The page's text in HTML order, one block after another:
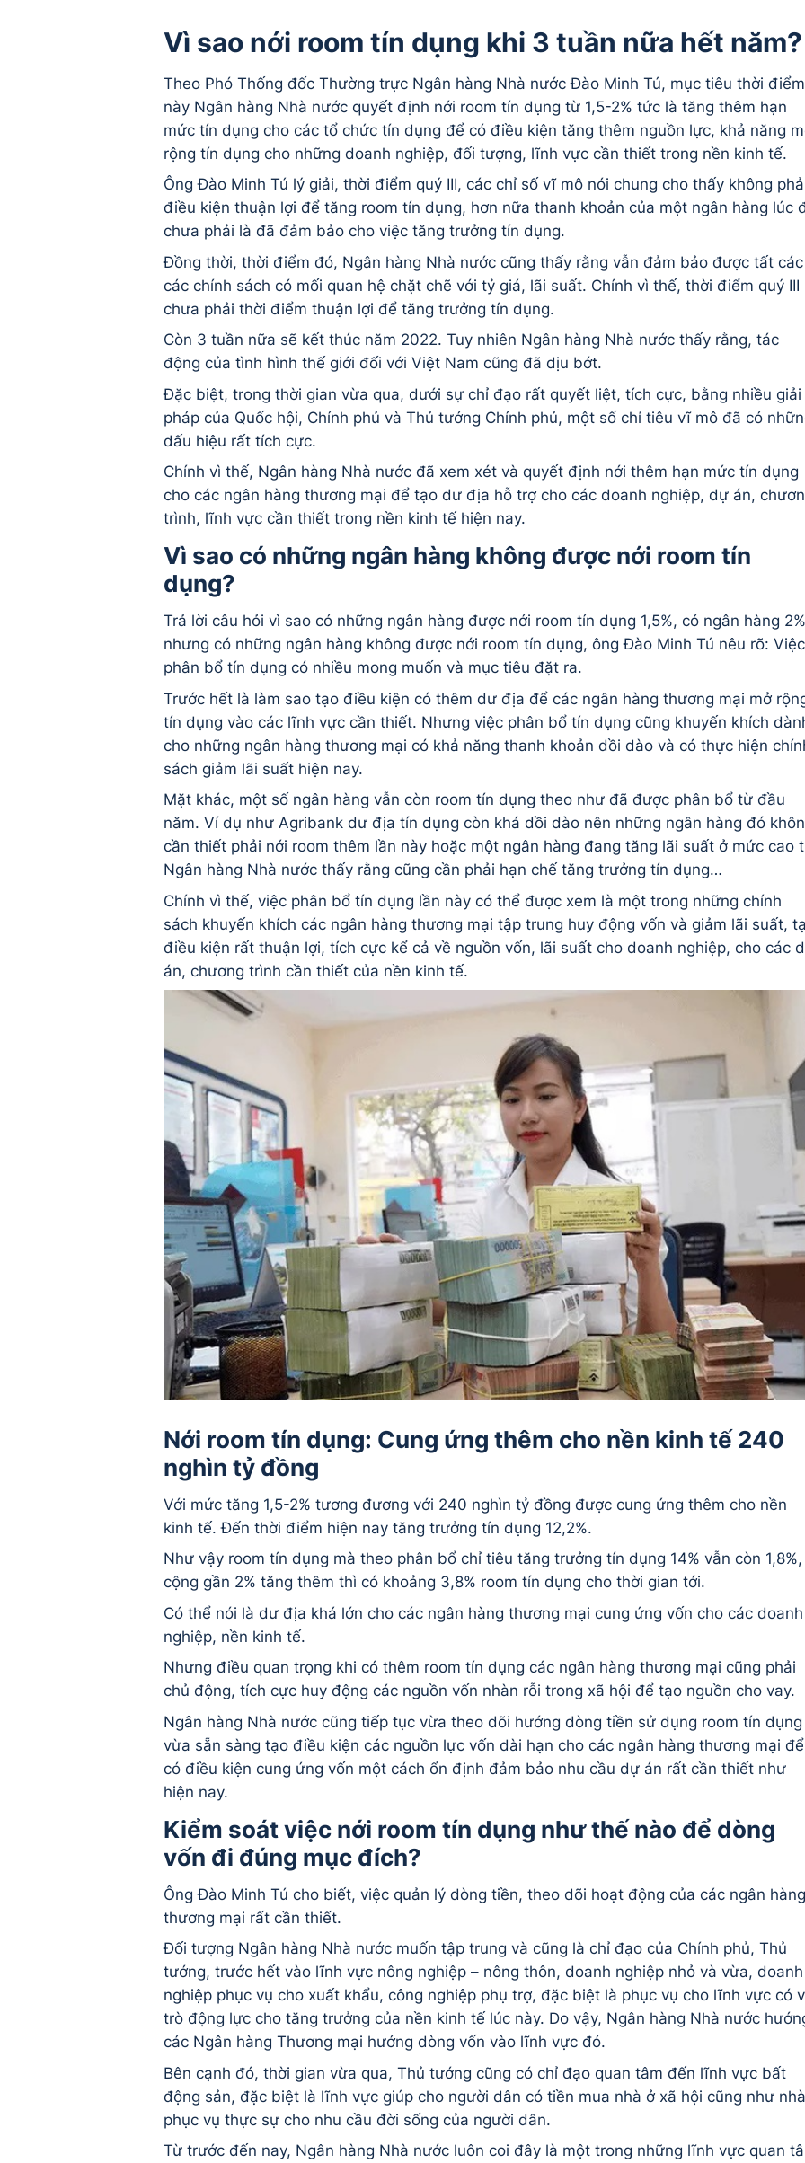
Vì sao nới room tín dụng khi 3 tuần nữa hết năm?
Theo Phó Thống đốc Thường trực Ngân hàng Nhà nước Đào Minh Tú, mục tiêu thời điểm
này Ngân hàng Nhà nước quyết định nới room tín dụng từ 1,5-2% tức là tăng thêm hạn
mức tín dụng cho các tổ chức tín dụng để có điều kiện tăng thêm nguồn lực, khả năng
rộng tín dụng cho những doanh nghiệp, đối tượng, lĩnh vực cần thiết trong nền kinh tế.
Ông Đào Minh Tú lý giải, thời điểm quý III, các chỉ số vĩ mô nói chung cho thấy không
điều kiện thuận lợi để tăng room tín dụng, hơn nữa thanh khoản của một ngân hàng lúc
chưa phải là đã đảm bảo cho việc tăng trưởng tín dụng.
Đồng thời, thời điểm đó, Ngân hàng Nhà nước cũng thấy rằng vẫn đảm bảo được tất các
các chính sách có mối quan hệ chặt chẽ với tỷ giá, lãi suất. Chính vì thế, thời điểm quý III
chưa phải thời điểm thuận lợi để tăng trưởng tín dụng.
Còn 3 tuần nữa sẽ kết thúc năm 2022. Tuy nhiên Ngân hàng Nhà nước thấy rằng, tác
động của tình hình thế giới đối với Việt Nam cũng đã dịu bớt.
Đặc biệt, trong thời gian vừa qua, dưới sự chỉ đạo rất quyết liệt, tích cực, bằng nhiều giải
pháp của Quốc hội, Chính phủ và Thủ tướng Chính phủ, một số chỉ tiêu vĩ mô đã có
dấu hiệu rất tích cực.
Chính vì thế, Ngân hàng Nhà nước đã xem xét và quyết định nới thêm hạn mức tín dụng
cho các ngân hàng thương mại để tạo dư địa hỗ trợ cho các doanh nghiệp, dự án,
trình, lĩnh vực cần thiết trong nền kinh tế hiện nay.
Vì sao có những ngân hàng không được nới room tín
dụng?
Trả lời câu hỏi vì sao có những ngân hàng được nới room tín dụng 1,5%, có ngân hàng 2%
nhưng có những ngân hàng không được nới room tín dụng, ông Đào Minh Tú nêu rõ: Việc
phân bổ tín dụng có nhiều mong muốn và mục tiêu đặt ra.
Trước hết là làm sao tạo điều kiện có thêm dư địa để các ngân hàng thương mại mở
tín dụng vào các lĩnh vực cần thiết. Nhưng việc phân bổ tín dụng cũng khuyến khích
cho những ngân hàng thương mại có khả năng thanh khoản dồi dào và có thực hiện
sách giảm lãi suất hiện nay.
Mặt khác, một số ngân hàng vẫn còn room tín dụng theo như đã được phân bổ từ đầu
năm. Ví dụ như Agribank dư địa tín dụng còn khá dồi dào nên những ngân hàng đó
cần thiết phải nới room thêm lần này hoặc một ngân hàng đang tăng lãi suất ở mức cao
Ngân hàng Nhà nước thấy rằng cũng cần phải hạn chế tăng trưởng tín dụng…
Chính vì thế, việc phân bổ tín dụng lần này có thể được xem là một trong những chính
sách khuyến khích các ngân hàng thương mại tập trung huy động vốn và giảm lãi suất,
điều kiện rất thuận lợi, tích cực kể cả về nguồn vốn, lãi suất cho doanh nghiệp, cho các
án, chương trình cần thiết của nền kinh tế.
Nới room tín dụng: Cung ứng thêm cho nền kinh tế 240
nghìn tỷ đồng
Với mức tăng 1,5-2% tương đương với 240 nghìn tỷ đồng được cung ứng thêm cho nền
kinh tế. Đến thời điểm hiện nay tăng trưởng tín dụng 12,2%.
Như vậy room tín dụng mà theo phân bổ chỉ tiêu tăng trưởng tín dụng 14% vẫn còn 1,8%,
cộng gần 2% tăng thêm thì có khoảng 3,8% room tín dụng cho thời gian tới.
Có thể nói là dư địa khá lớn cho các ngân hàng thương mại cung ứng vốn cho các doanh
nghiệp, nền kinh tế.
Nhưng điều quan trọng khi có thêm room tín dụng các ngân hàng thương mại cũng phải
chủ động, tích cực huy động các nguồn vốn nhàn rỗi trong xã hội để tạo nguồn cho vay.
Ngân hàng Nhà nước cũng tiếp tục vừa theo dõi hướng dòng tiền sử dụng room tín dụng
vừa sẵn sàng tạo điều kiện các nguồn lực vốn dài hạn cho các ngân hàng thương mại để
có điều kiện cung ứng vốn một cách ổn định đảm bảo nhu cầu dự án rất cần thiết như
hiện nay.
Kiểm soát việc nới room tín dụng như thế nào để dòng
vốn đi đúng mục đích?
Ông Đào Minh Tú cho biết, việc quản lý dòng tiền, theo dõi hoạt động của các ngân hàng
thương mại rất cần thiết.
Đối tượng Ngân hàng Nhà nước muốn tập trung và cũng là chỉ đạo của Chính phủ, Thủ
tướng, trước hết vào lĩnh vực nông nghiệp – nông thôn, doanh nghiệp nhỏ và vừa, doanh
nghiệp phục vụ cho xuất khẩu, công nghiệp phụ trợ, đặc biệt là phục vụ cho lĩnh vực có
trò động lực cho tăng trưởng của nền kinh tế lúc này. Do vậy, Ngân hàng Nhà nước
các Ngân hàng Thương mại hướng dòng vốn vào lĩnh vực đó.
Bên cạnh đó, thời gian vừa qua, Thủ tướng cũng có chỉ đạo quan tâm đến lĩnh vực bất
động sản, đặc biệt là lĩnh vực giúp cho người dân có tiền mua nhà ở xã hội cũng như
phục vụ thực sự cho nhu cầu đời sống của người dân.
Từ trước đến nay, Ngân hàng Nhà nước luôn coi đây là một trong những lĩnh vực quan